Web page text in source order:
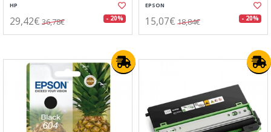
HP
29,42€ 36,78€ - 20%
EPSON
15,07€ 18,84€ - 20%